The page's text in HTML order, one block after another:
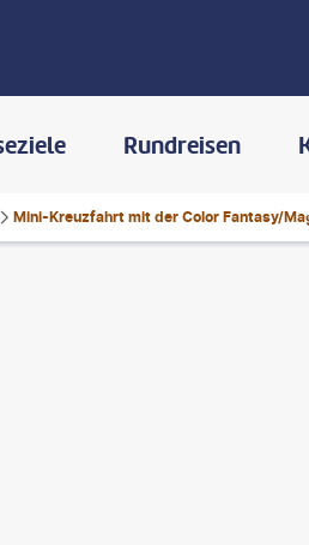
Rundreisen
Mini-Kreuzfahrt mit der Color Fantasy/